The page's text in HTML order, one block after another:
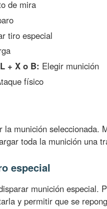
de mira
tiro especial
+ X o B: Elegir munición
físico
la munición seleccionada.
toda la munición una
especial
munición especial.
y permitir que se